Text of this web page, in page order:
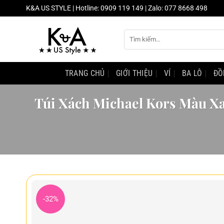
đến
K&A US STYLE | Hotline: 0909 119 149 | Zalo: 077 8668 498
kiếm:
TRANG CHỦ GIỚI THIỆU VÍ BA LÔ
Túi Xách Michael Kors Màu
-32%